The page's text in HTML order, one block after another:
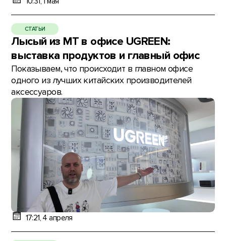
СТАТЬИ
Лысый из МТ в офисе UGREEN:
выставка продуктов и главный офис
Показываем, что происходит в главном офисе
одного из лучших китайских производителей
аксессуаров.
17:21, 4 апреля